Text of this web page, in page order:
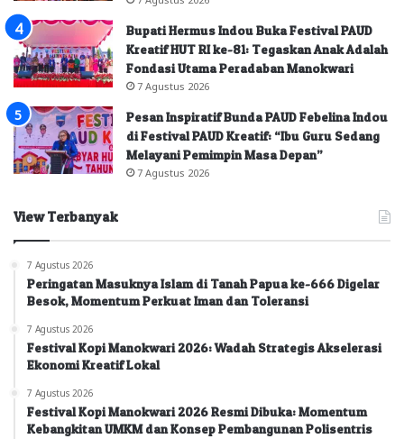
Bupati Hermus Indou Buka Festival PAUD
Kreatif HUT RI ke-81: Tegaskan Anak Adalah
Fondasi Utama Peradaban Manokwari
7 Agustus 2026
Pesan Inspiratif Bunda PAUD Febelina Indou
di Festival PAUD Kreatif: “Ibu Guru Sedang
Melayani Pemimpin Masa Depan”
7 Agustus 2026
View Terbanyak
7 Agustus 2026
Peringatan Masuknya Islam di Tanah Papua ke-666 Digelar
Besok, Momentum Perkuat Iman dan Toleransi
7 Agustus 2026
Festival Kopi Manokwari 2026: Wadah Strategis Akselerasi
Ekonomi Kreatif Lokal
7 Agustus 2026
Festival Kopi Manokwari 2026 Resmi Dibuka: Momentum
Kebangkitan UMKM dan Konsep Pembangunan Polisentris